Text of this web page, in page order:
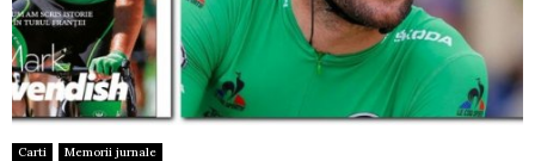
Carti Memorii jurnale